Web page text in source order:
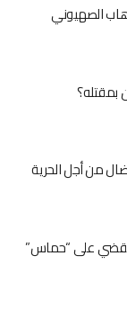
الصهيوني
بمقتله؟
من أجل الحرية
يقضي على “حماس”